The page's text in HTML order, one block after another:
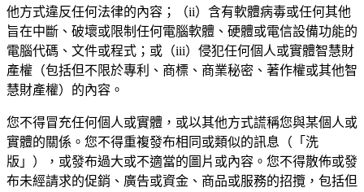
他方式違反任何法律的內容；（ii）含有軟體病毒或任何其他
旨在中斷、破壞或限制任何電腦軟體、硬體或電信設備功能的
電腦代碼、文件或程式；或（iii）侵犯任何個人或實體智慧財
產權（包括但不限於專利、商標、商業秘密、著作權或其他智
慧財產權）的內容。
您不得冒充任何個人或實體，或以其他方式謊稱您與某個人或
實體的關係。您不得重複發布相同或類似的訊息（「洗
版」），或發布過大或不適當的圖片或內容。您不得散佈或發
布未經請求的促銷、廣告或資金、商品或服務的招攬，包括但